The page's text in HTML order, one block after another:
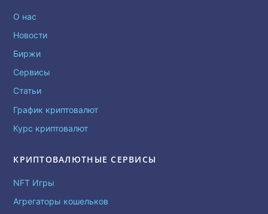
О нас
Новости
Биржи
Сервисы
Статьи
График криптовалют
Курс криптовалют
КРИПТОВАЛЮТНЫЕ СЕРВИСЫ
NFT Игры
Агрегаторы кошельков